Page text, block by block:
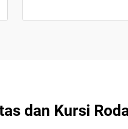
dan Kursi